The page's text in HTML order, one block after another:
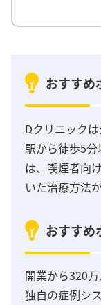
おすすめ
Dクリニック
駅から徒歩5分
は、喫煙者向
いた治療方法
おすすめ
開業から320
独自の症例シ